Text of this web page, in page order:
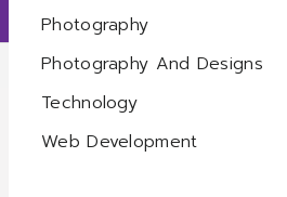
Photography
Photography And Designs
Technology
Web Development